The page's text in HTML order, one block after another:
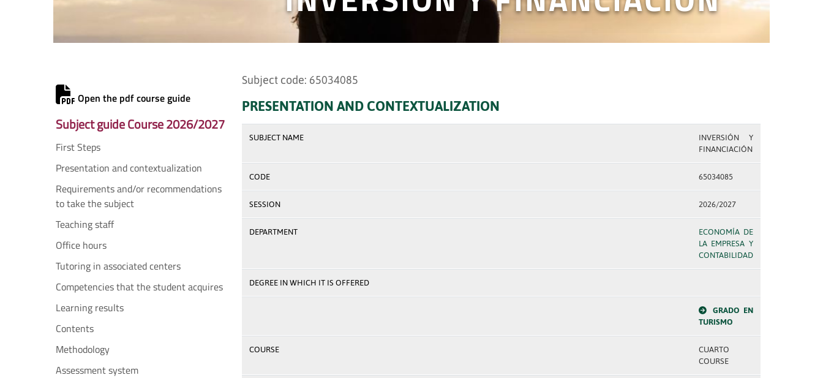
Open the pdf course guide
Subject guide Course 2026/2027
First Steps
Presentation and contextualization
Requirements and/or recommendations
to take the subject
Teaching staff
Office hours
Tutoring in associated centers
Competencies that the student acquires
Learning results
Contents
Methodology
Assessment system
Subject code: 65034085
PRESENTATION AND CONTEXTUALIZATION
SUBJECT NAME
INVERSIÓN Y
FINANCIACIÓN
CODE 65034085
SESSION 2026/2027
DEPARTMENT
ECONOMÍA DE
LA EMPRESA Y
CONTABILIDAD
DEGREE IN WHICH IT IS OFFERED
GRADO EN
TURISMO
COURSE
CUARTO
COURSE